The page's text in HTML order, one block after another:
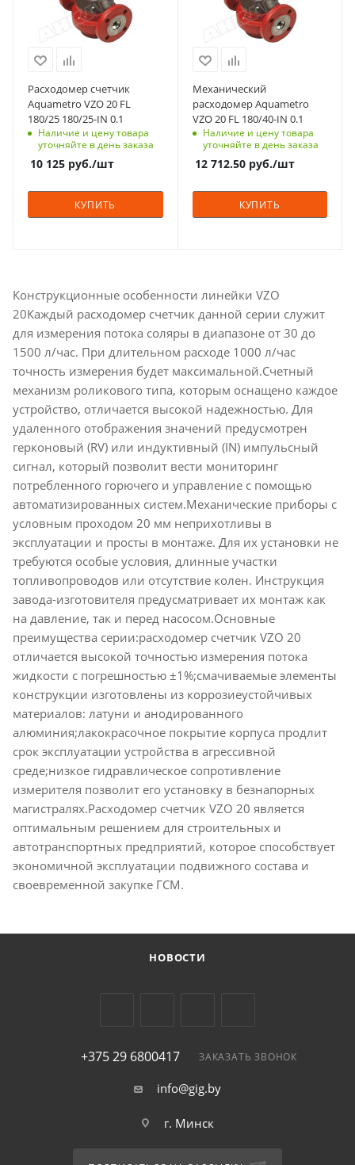
Расходомер счетчик
Aquametro VZO 20 FL
180/25 180/25-IN 0.1
Наличие и цену товара
уточняйте в день заказа
10 125 руб./шт
КУПИТЬ
Механический
расходомер Aquametro
VZO 20 FL 180/40-IN 0.1
Наличие и цену товара
уточняйте в день заказа
12 712.50руб./шт
КУПИТЬ
Конструкционные особенности линейки VZO
20Каждый расходомер счетчик данной серии служит
для измерения потока соляры в диапазоне от 30 до
1500 л/час. При длительном расходе 1000 л/час
точность измерения будет максимальной.Счетный
механизм роликового типа, которым оснащено каждое
устройство, отличается высокой надежностью. Для
удаленного отображения значений предусмотрен
герконовый (RV) или индуктивный (IN) импульсный
сигнал, который позволит вести мониторинг
потребленного горючего и управление с помощью
автоматизированных систем.Механические приборы с
условным проходом 20 мм неприхотливы в
эксплуатации и просты в монтаже. Для их установки не
требуются особые условия, длинные участки
топливопроводов или отсутствие колен. Инструкция
завода-изготовителя предусматривает их монтаж как
на давление, так и перед насосом.Основные
преимущества серии:расходомер счетчик VZO 20
отличается высокой точностью измерения потока
жидкости с погрешностью ±1%;смачиваемые элементы
конструкции изготовлены из коррозиеустойчивых
материалов: латуни и анодированного
алюминия;лакокрасочное покрытие корпуса продлит
срок эксплуатации устройства в агрессивной
среде;низкое гидравлическое сопротивление
измерителя позволит его установку в безнапорных
магистралях.Расходомер счетчик VZO 20 является
оптимальным решением для строительных и
автотранспортных предприятий, которое способствует
экономичной эксплуатации подвижного состава и
своевременной закупке ГСМ.
НОВОСТИ
+375 29 6800417 ЗАКАЗАТЬ ЗВОНОК
info@gig.by
г. Минск